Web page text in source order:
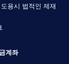
용시 법적인 제재
계좌